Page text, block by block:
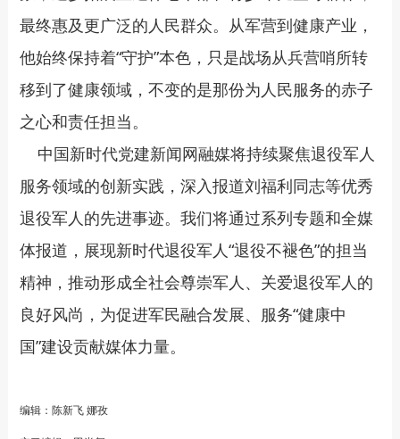
最终惠及更广泛的人民群众。从军营到健康产业，
他始终保持着“守护”本色，只是战场从兵营哨所转
移到了健康领域，不变的是那份为人民服务的赤子
之心和责任担当。
中国新时代党建新闻网融媒将持续聚焦退役军人
服务领域的创新实践，深入报道刘福利同志等优秀
退役军人的先进事迹。我们将通过系列专题和全媒
体报道，展现新时代退役军人“退役不褪色”的担当
精神，推动形成全社会尊崇军人、关爱退役军人的
良好风尚，为促进军民融合发展、服务“健康中
国”建设贡献媒体力量。
编辑：陈新飞 娜孜